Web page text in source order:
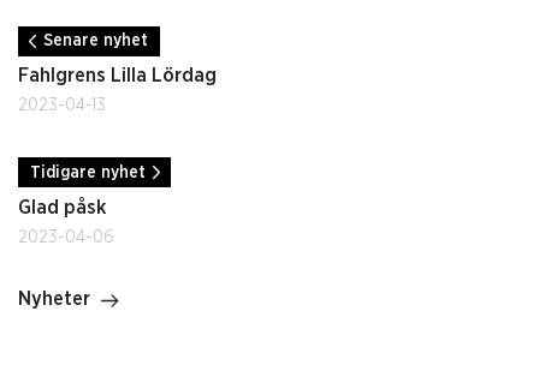
Senare nyhet
Fahlgrens Lilla Lördag
2023-04-13
Tidigare nyhet
Glad påsk
2023-04-06
Nyheter